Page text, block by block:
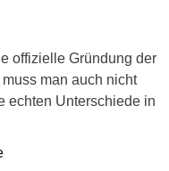
offizielle Gründung der
man auch nicht
echten Unterschiede in